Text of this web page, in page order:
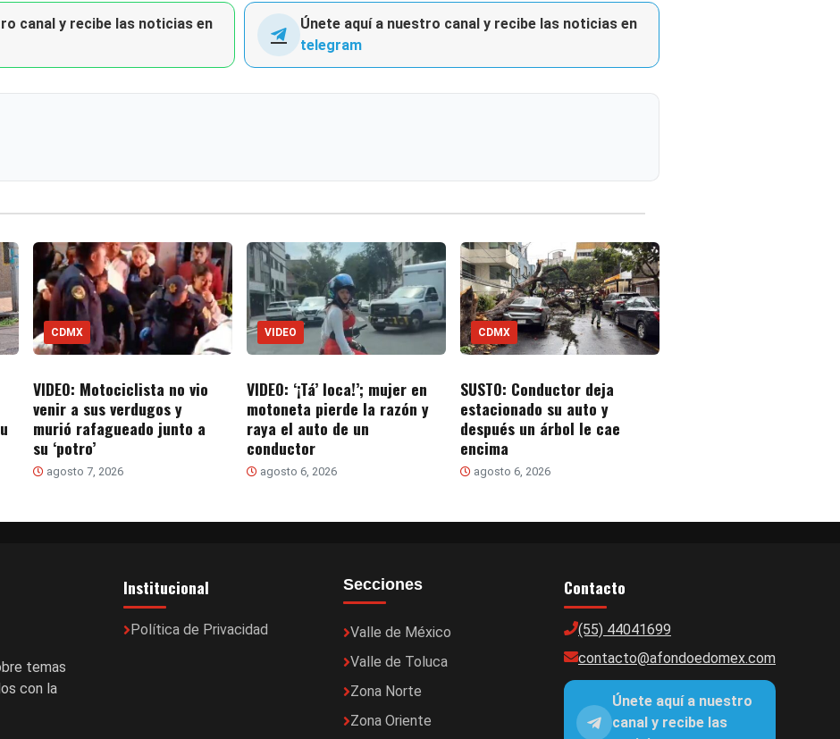
canal y recibe las noticias en
Únete aquí a nuestro canal y recibe las noticias en
telegram
CDMX
VIDEO: Motociclista no vio
venir a sus verdugos y
murió rafagueado junto a
su ‘potro’
agosto 7, 2026
VIDEO
VIDEO: ‘¡Tá’ loca!’; mujer en
motoneta pierde la razón y
raya el auto de un
conductor
agosto 6, 2026
CDMX
SUSTO: Conductor deja
estacionado su auto y
después un árbol le cae
encima
agosto 6, 2026
temas
con la
Institucional
Política de Privacidad
Secciones
Valle de México
Valle de Toluca
Zona Norte
Zona Oriente
Contacto
(55) 44041699
contacto@afondoedomex.com
Únete aquí a nuestro
canal y recibe las